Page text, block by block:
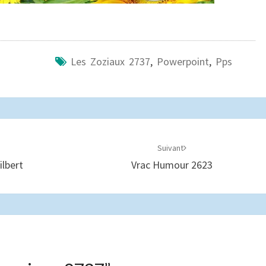
Les Zoziaux 2737, Powerpoint, Pps
Suivant
Vrac Humour 2623